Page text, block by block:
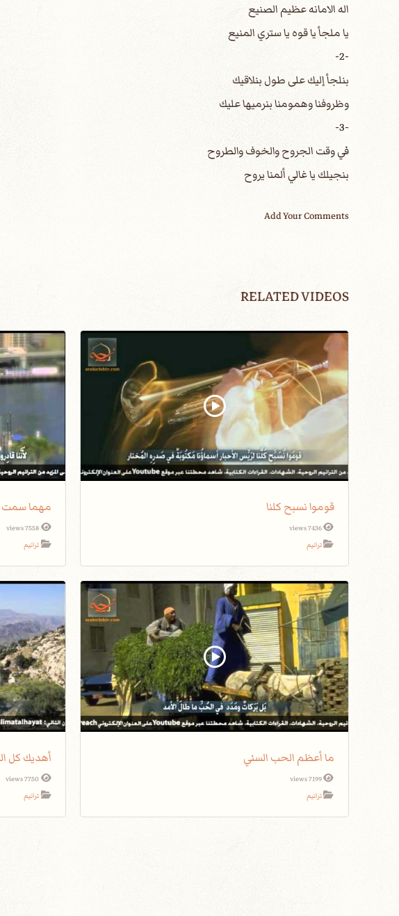
اله الامانه عظيم الصنيع
يا ملجأ يا قوه يا ستري المنيع
-2-
بنلجأ إليك على طول بنلاقيك
وظروفنا وهمومنا بنرميها عليك
-3-
في وقت الجروح والخوف والطروح
بنجيلك يا غالي ألمنا يروح
Add Your Comments
RELATED VIDEOS
قوموا نسبح كلنا
7436 views
ترانيم
مهما سمت
ترانيم
ما أعظم الحب السني
7199 views
ترانيم
أهديك كل
ترانيم